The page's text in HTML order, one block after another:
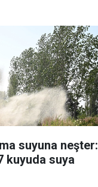
suyuna neşter:
kuyuda suya